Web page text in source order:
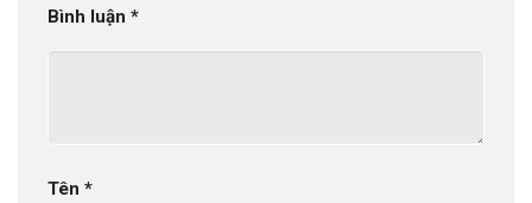
Bình luận *
Tên *